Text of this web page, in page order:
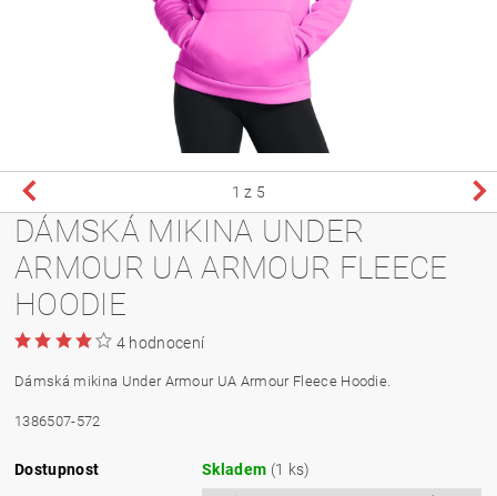
1 z 5
DÁMSKÁ MIKINA UNDER
ARMOUR UA ARMOUR FLEECE
HOODIE
4 hodnocení
Dámská mikina Under Armour UA Armour Fleece Hoodie.
1386507-572
Dostupnost Skladem (1 ks)